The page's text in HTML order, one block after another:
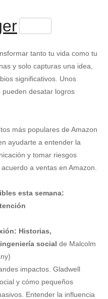
tanto tu vida como tu
y solo capturas una idea,
significativos. Unos
desatar logros
más populares de Amazon
ayudarte a entender la
y tomar riesgos
a ventas en Amazon.
esta semana:
Historias,
social de Malcolm
impactos. Gladwell
y cómo pequeños
Entender la influencia